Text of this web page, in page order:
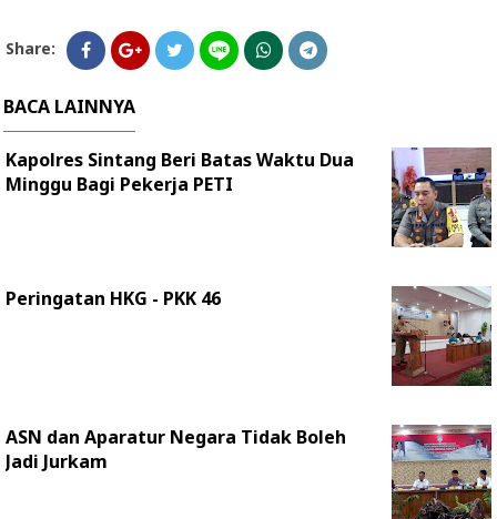
Share:
BACA LAINNYA
Kapolres Sintang Beri Batas Waktu Dua
Minggu Bagi Pekerja PETI
Peringatan HKG - PKK 46
ASN dan Aparatur Negara Tidak Boleh
Jadi Jurkam